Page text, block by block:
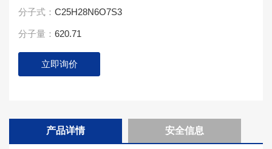
分子式： C25H28N6O7S3
分子量： 620.71
立即询价
产品详情 安全信息